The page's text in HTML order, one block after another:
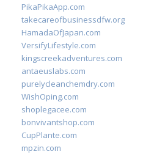
PikaPikaApp.com
takecareofbusinessdfw.org
HamadaOfJapan.com
VersifyLifestyle.com
kingscreekadventures.com
antaeuslabs.com
purelycleanchemdry.com
WishOping.com
shoplegacee.com
bonvivantshop.com
CupPlante.com
mpzin.com